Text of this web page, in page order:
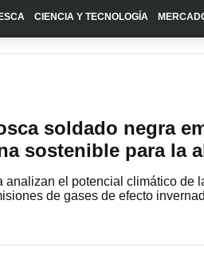
CIENCIA Y TECNOLOGÍA
soldado negra
sostenible para la
analizan el potencial climático de
de gases de efecto